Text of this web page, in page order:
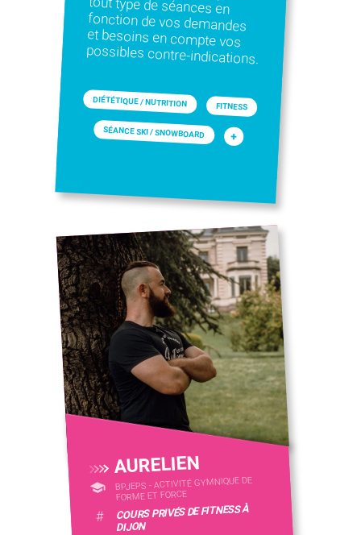
possibles contre-indications.
DIÉTÉTIQUE / NUTRITION FITNESS
SÉANCE SKI / SNOWBOARD +
AURELIEN
BPJEPS - ACTIVITÉ GYMNIQUE DE
FORME ET FORCE
# COURS PRIVÉS DE FITNESS À
DIJON